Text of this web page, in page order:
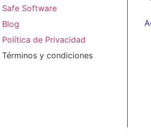
Safe Software
Blog
Política de Privacidad
Términos y condiciones